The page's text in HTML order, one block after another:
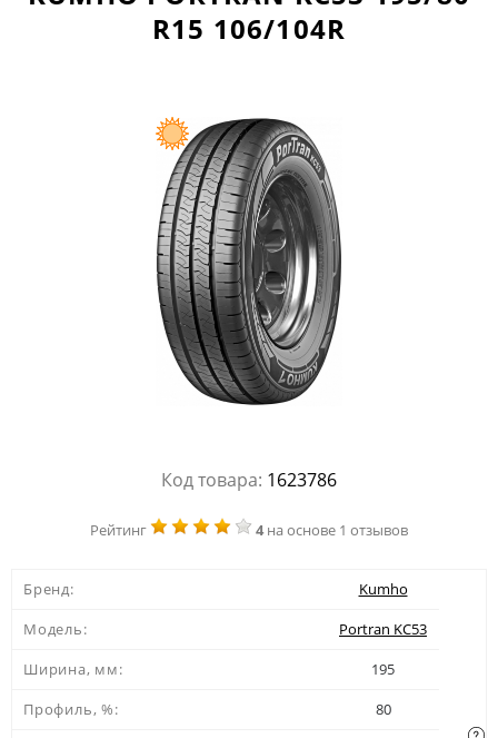
R15 106/104R
Код товара: 1623786
Рейтинг 4на основе 1 отзывов
Бренд:
Kumho
Модель:
Portran KC53
Ширина, мм:
195
Профиль, %:
80